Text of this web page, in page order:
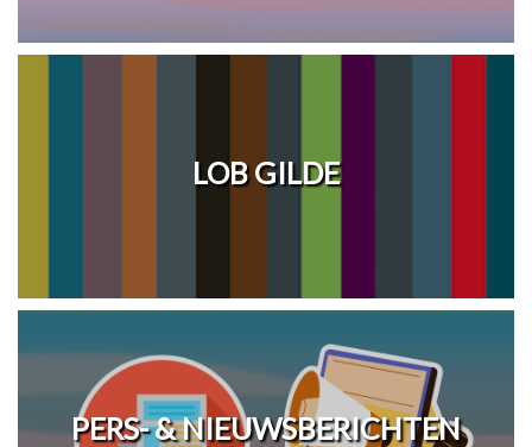
LOB GILDE
PERS- & NIEUWSBERICHTEN